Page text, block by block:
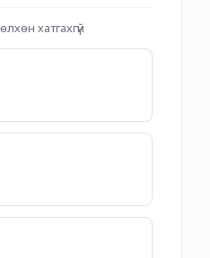
хатгахгүй